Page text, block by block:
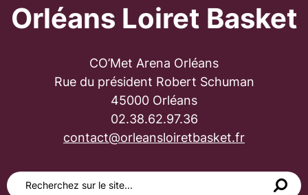
Orléans Loiret Basket
CO’Met Arena Orléans
Rue du président Robert Schuman
45000 Orléans
02.38.62.97.36
contact@orleansloiretbasket.fr